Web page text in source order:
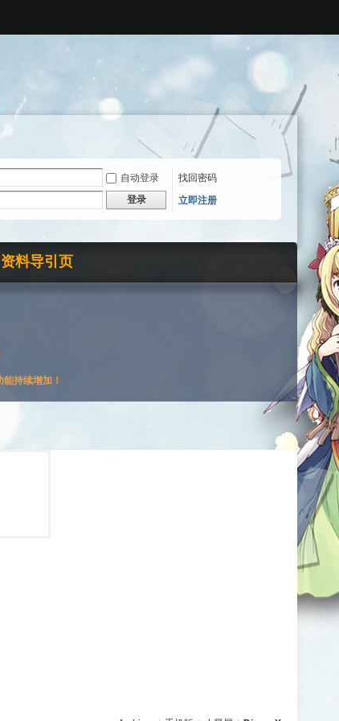
自动登录
找回密码
登录 立即注册
料导引页
持续增加！